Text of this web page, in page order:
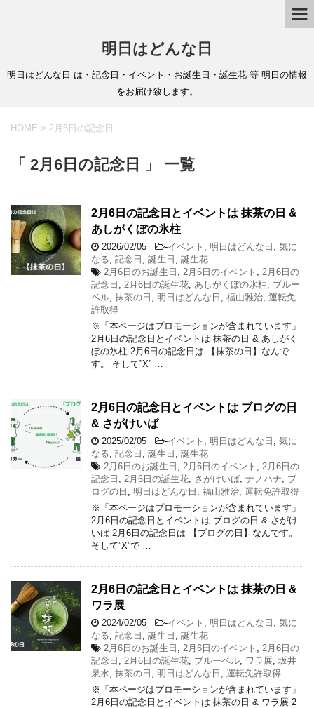
明日はどんな日
明日はどんな日 は・記念日・イベント・お誕生日・誕生花 等 明日の情報
をお届け致します。
HOME > 2月6日の記念日
「 2月6日の記念日 」 一覧
2月6日の記念日とイベントは 抹茶の日 &
あしがくぼの氷柱
2026/02/05 -イベント 明日はどんな日
気に
なる 記念日 誕生日
誕生花
2月6日のお誕生日
2月6日のイベント
2月6日の
記念日
2月6日の誕生花 あしがくぼの氷柱
ブルー
ベル 抹茶の日 明日はどんな日 福山雅治 運転免
許取得
※「本ページはプロモーションが含まれています」
2月6日の記念日とイベントは 抹茶の日 & あしがく
ぼの氷柱 2月6日の記念日は 【抹茶の日】なんで
す。 そして”X” …
2月6日の記念日とイベントは ブログの日
& さがけいば
2025/02/05 -イベント 明日はどんな日
気に
なる 記念日 誕生日
誕生花
2月6日のお誕生日
2月6日のイベント
2月6日の
記念日
2月6日の誕生花 さがけいば ナノハナ
ブ
ログの日
明日はどんな日 福山雅治 運転免許取得
※「本ページはプロモーションが含まれています」
2月6日の記念日とイベントは ブログの日 & さがけ
いば 2月6日の記念日は 【ブログの日】なんです。
そして”X”で …
2月6日の記念日とイベントは 抹茶の日 &
ワラ展
2024/02/05 -イベント 明日はどんな日
気に
なる 記念日 誕生日
誕生花
2月6日のお誕生日
2月6日のイベント
2月6日の
記念日
2月6日の誕生花 ブルーベル ワラ展 坂井
泉水 抹茶の日 明日はどんな日
運転免許取得
※「本ページはプロモーションが含まれています」
2月6日の記念日とイベントは 抹茶の日 & ワラ展 2